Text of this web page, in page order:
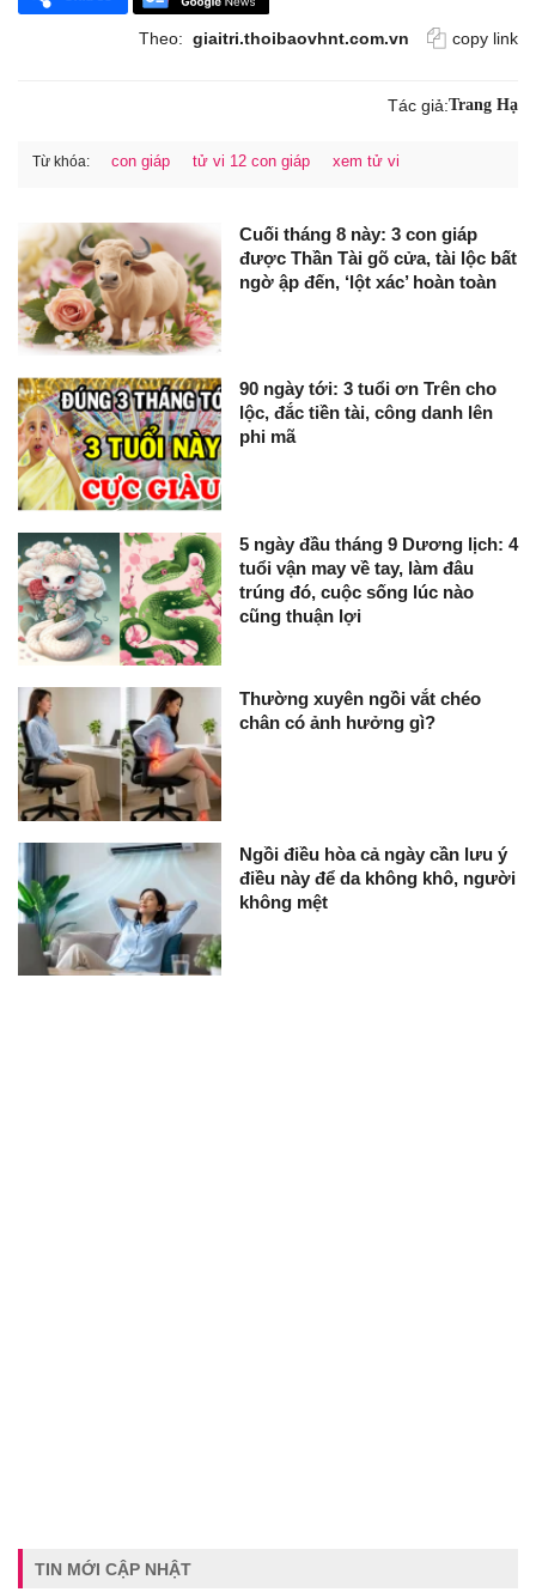
Theo: giaitri.thoibaovhnt.com.vn copy link
Tác giả:Trang Hạ
Từ khóa: con giáp tử vi 12 con giáp xem tử vi
Cuối tháng 8 này: 3 con giáp
được Thần Tài gõ cửa, tài lộc bất
ngờ ập đến, ‘lột xác’ hoàn toàn
90 ngày tới: 3 tuổi ơn Trên cho
lộc, đắc tiền tài, công danh lên
phi mã
5 ngày đầu tháng 9 Dương lịch: 4
tuổi vận may về tay, làm đâu
trúng đó, cuộc sống lúc nào
cũng thuận lợi
Thường xuyên ngồi vắt chéo
chân có ảnh hưởng gì?
Ngồi điều hòa cả ngày cần lưu ý
điều này để da không khô, người
không mệt
TIN MỚI CẬP NHẬT